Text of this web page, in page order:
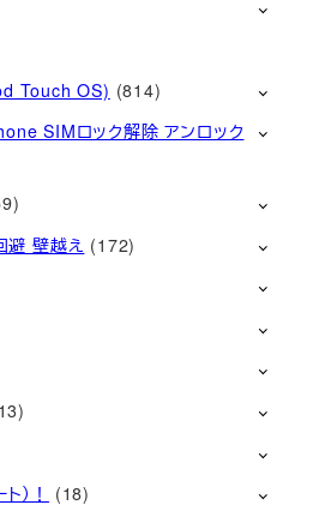
Touch OS) (814)
SIMロック解除 アンロック
避 壁越え (172)
）！
(18)